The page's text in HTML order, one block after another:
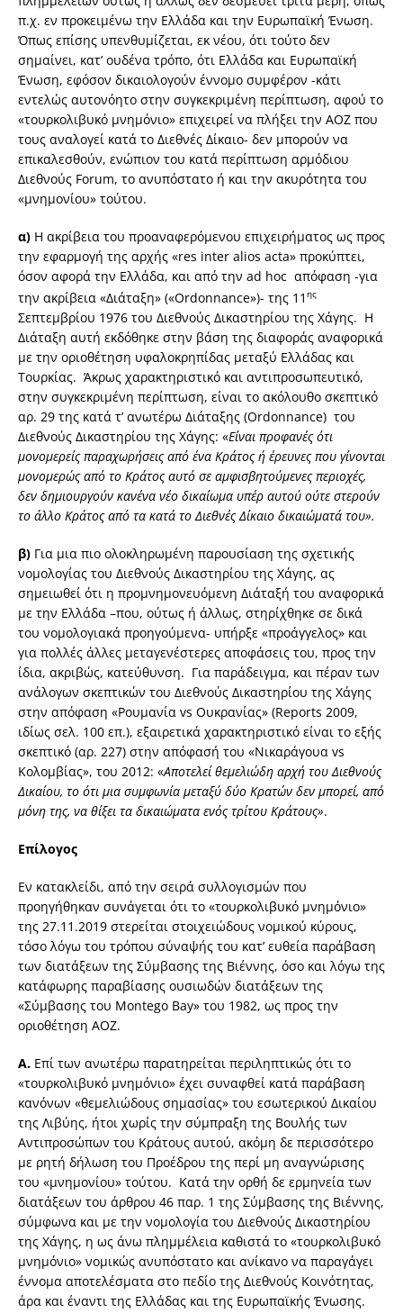
π.χ. εν προκειμένω την Ελλάδα και την Ευρωπαϊκή Ένωση.
Όπως επίσης υπενθυμίζεται, εκ νέου, ότι τούτο δεν
σημαίνει, κατ’ ουδένα τρόπο, ότι Ελλάδα και Ευρωπαϊκή
Ένωση, εφόσον δικαιολογούν έννομο συμφέρον -κάτι
εντελώς αυτονόητο στην συγκεκριμένη περίπτωση, αφού το
«τουρκολιβυκό μνημόνιο» επιχειρεί να πλήξει την ΑΟΖ που
τους αναλογεί κατά το Διεθνές Δίκαιο- δεν μπορούν να
επικαλεσθούν, ενώπιον του κατά περίπτωση αρμόδιου
Διεθνούς Forum, το ανυπόστατο ή και την ακυρότητα του
«μνημονίου» τούτου.
α) Η ακρίβεια του προαναφερόμενου επιχειρήματος ως προς
την εφαρμογή της αρχής «res inter alios acta» προκύπτει,
όσον αφορά την Ελλάδα, και από την ad hoc απόφαση -για
την ακρίβεια «Διάταξη» («Ordonnance»)- της 11 ης
Σεπτεμβρίου 1976 του Διεθνούς Δικαστηρίου της Χάγης. Η
Διάταξη αυτή εκδόθηκε στην βάση της διαφοράς αναφορικά
με την οριοθέτηση υφαλοκρηπίδας μεταξύ Ελλάδας και
Τουρκίας. Άκρως χαρακτηριστικό και αντιπροσωπευτικό,
στην συγκεκριμένη περίπτωση, είναι το ακόλουθο σκεπτικό
αρ. 29 της κατά τ’ ανωτέρω Διάταξης (Ordonnance) του
Διεθνούς Δικαστηρίου της Χάγης: «Είναι προφανές ότι
μονομερείς παραχωρήσεις από ένα Κράτος ή έρευνες που γίνονται
μονομερώς από το Κράτος αυτό σε αμφισβητούμενες περιοχές,
δεν δημιουργούν κανένα νέο δικαίωμα υπέρ αυτού ούτε στερούν
το άλλο Κράτος από τα κατά το Διεθνές Δίκαιο δικαιώματά του».
β) Για μια πιο ολοκληρωμένη παρουσίαση της σχετικής
νομολογίας του Διεθνούς Δικαστηρίου της Χάγης, ας
σημειωθεί ότι η προμνημονευόμενη Διάταξή του αναφορικά
με την Ελλάδα –που, ούτως ή άλλως, στηρίχθηκε σε δικά
του νομολογιακά προηγούμενα- υπήρξε «προάγγελος» και
για πολλές άλλες μεταγενέστερες αποφάσεις του, προς την
ίδια, ακριβώς, κατεύθυνση. Για παράδειγμα, και πέραν των
ανάλογων σκεπτικών του Διεθνούς Δικαστηρίου της Χάγης
στην απόφαση «Ρουμανία vs Ουκρανίας» (Reports 2009,
ιδίως σελ. 100 επ.), εξαιρετικά χαρακτηριστικό είναι το εξής
σκεπτικό (αρ. 227) στην απόφασή του «Νικαράγουα vs
Κολομβίας», του 2012: «Αποτελεί θεμελιώδη αρχή του Διεθνούς
Δικαίου, το ότι μια συμφωνία μεταξύ δύο Κρατών δεν μπορεί, από
μόνη της, να θίξει τα δικαιώματα ενός τρίτου Κράτους».
Επίλογος
Εν κατακλείδι, από την σειρά συλλογισμών που
προηγήθηκαν συνάγεται ότι το «τουρκολιβυκό μνημόνιο»
της 27.11.2019 στερείται στοιχειώδους νομικού κύρους,
τόσο λόγω του τρόπου σύναψής του κατ’ ευθεία παράβαση
των διατάξεων της Σύμβασης της Βιέννης, όσο και λόγω της
κατάφωρης παραβίασης ουσιωδών διατάξεων της
«Σύμβασης του Montego Bay» του 1982, ως προς την
οριοθέτηση ΑΟΖ.
Α. Επί των ανωτέρω παρατηρείται περιληπτικώς ότι το
«τουρκολιβυκό μνημόνιο» έχει συναφθεί κατά παράβαση
κανόνων «θεμελιώδους σημασίας» του εσωτερικού Δικαίου
της Λιβύης, ήτοι χωρίς την σύμπραξη της Βουλής των
Αντιπροσώπων του Κράτους αυτού, ακόμη δε περισσότερο
με ρητή δήλωση του Προέδρου της περί μη αναγνώρισης
του «μνημονίου» τούτου. Κατά την ορθή δε ερμηνεία των
διατάξεων του άρθρου 46 παρ. 1 της Σύμβασης της Βιέννης,
σύμφωνα και με την νομολογία του Διεθνούς Δικαστηρίου
της Χάγης, η ως άνω πλημμέλεια καθιστά το «τουρκολιβυκό
μνημόνιο» νομικώς ανυπόστατο και ανίκανο να παραγάγει
έννομα αποτελέσματα στο πεδίο της Διεθνούς Κοινότητας,
άρα και έναντι της Ελλάδας και της Ευρωπαϊκής Ένωσης.